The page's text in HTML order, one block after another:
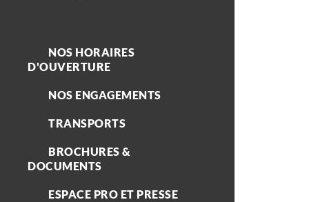
NOS HORAIRES
D'OUVERTURE
NOS ENGAGEMENTS
TRANSPORTS
BROCHURES &
DOCUMENTS
ESPACE PRO ET PRESSE